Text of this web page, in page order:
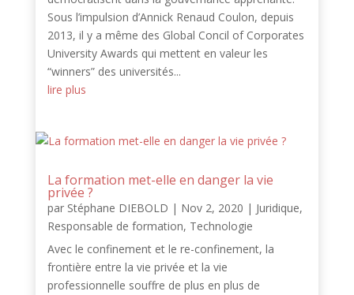
Sous l’impulsion d’Annick Renaud Coulon, depuis
2013, il y a même des Global Concil of Corporates
University Awards qui mettent en valeur les
“winners” des universités...
lire plus
La formation met-elle en danger la vie
privée ?
par Stéphane DIEBOLD | Nov 2, 2020 | Juridique,
Responsable de formation, Technologie
Avec le confinement et le re-confinement, la
frontière entre la vie privée et la vie
professionnelle souffre de plus en plus de